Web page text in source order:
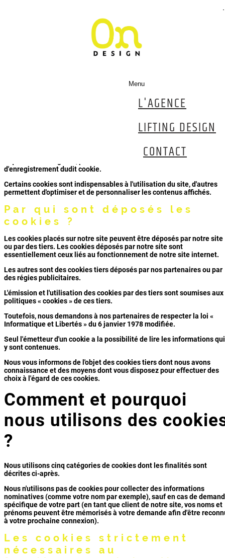
Menu
L'AGENCE
LIFTING DESIGN
CONTACT
Politique Cookies
Lors de la consultation du site, des cookies sont déposés sur votre
ordinateur, votre tablette ou votre smartphone.
Qu'est-ce qu'un cookie ?
Un cookie est un petit fichier texte qui peut être placé sur votre
Un fichier cookie permet à son émetteur d'identifier le terminal dans
d'enregistrement dudit cookie.
Certains cookies sont indispensables à l'utilisation du site, d'autres
permettent d'optimiser et de personnaliser les contenus affichés.
Par qui sont déposés les
cookies ?
Les cookies placés sur notre site peuvent être déposés par notre site
ou par des tiers. Les cookies déposés par notre site sont
essentiellement ceux liés au fonctionnement de notre site internet.
Les autres sont des cookies tiers déposés par nos partenaires ou par
des régies publicitaires.
L'émission et l'utilisation des cookies par des tiers sont soumises aux
politiques « cookies » de ces tiers.
Toutefois, nous demandons à nos partenaires de respecter la loi «
Informatique et Libertés » du 6 janvier 1978 modifiée.
Seul l'émetteur d'un cookie a la possibilité de lire les informations qui
y sont contenues.
Nous vous informons de l'objet des cookies tiers dont nous avons
connaissance et des moyens dont vous disposez pour effectuer des
choix à l'égard de ces cookies.
Comment et pourquoi
nous utilisons des
?
Nous utilisons cinq catégories de cookies dont les finalités sont
décrites ci-après.
Nous n'utilisons pas de cookies pour collecter des informations
nominatives (comme votre nom par exemple), sauf en cas de
spécifique de votre part (en tant que client de notre site, vos noms et
prénoms peuvent être mémorisés à votre demande afin d'être
à votre prochaine connexion).
Les cookies strictement
nécessaires au